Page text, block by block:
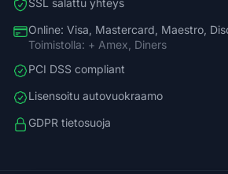
SSL salattu yhteys
Online: Visa, Mastercard, Maestro,
Toimistolla: + Amex, Diners
PCI DSS compliant
Lisensoitu autovuokraamo
GDPR tietosuoja